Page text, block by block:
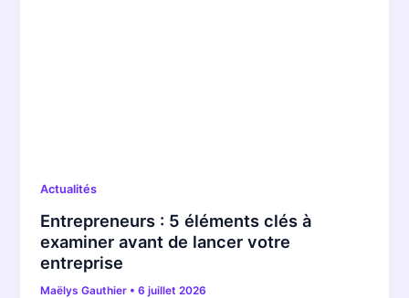
Actualités
Entrepreneurs : 5 éléments clés à
examiner avant de lancer votre
entreprise
Maëlys Gauthier •6 juillet 2026